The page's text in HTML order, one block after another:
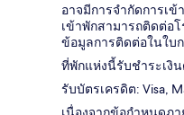
อาจมีการจำกัดการเ
เข้าพักสามารถติดต่อ
ข้อมูลการติดต่อในใบ
ที่พักแห่งนี้รับชำระเงิ
รับบัตรเครดิต: Visa,